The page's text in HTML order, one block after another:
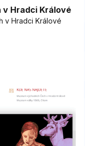
v Hradci Králové
v Hradci Králové